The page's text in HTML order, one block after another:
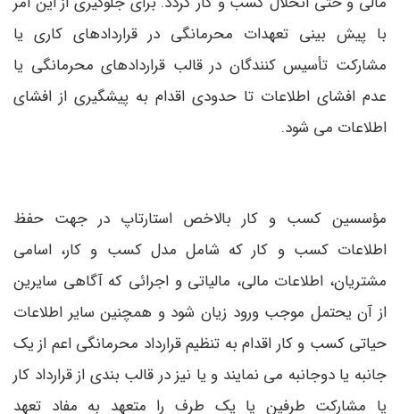
با پیش بینی تعهدات محرمانگی در قراردادهای کاری یا
مشارکت تأسیس کنندگان در قالب قراردادهای محرمانگی یا
عدم افشای اطلاعات تا حدودی اقدام به پیشگیری از افشای
اطلاعات می شود.
مؤسسین کسب و کار بالاخص استارتاپ در جهت حفظ
اطلاعات کسب و کار که شامل مدل کسب و کار، اسامی
مشتریان، اطلاعات مالی، مالیاتی و اجرائی که آگاهی سایرین
از آن یحتمل موجب ورود زیان شود و همچنین سایر اطلاعات
حیاتی کسب و کار اقدام به تنظیم قرارداد محرمانگی اعم از یک
جانبه یا دوجانبه می نمایند و یا نیز در قالب بندی از قرارداد کار
یا مشارکت طرفین یا یک طرف را متعهد به مفاد تعهد